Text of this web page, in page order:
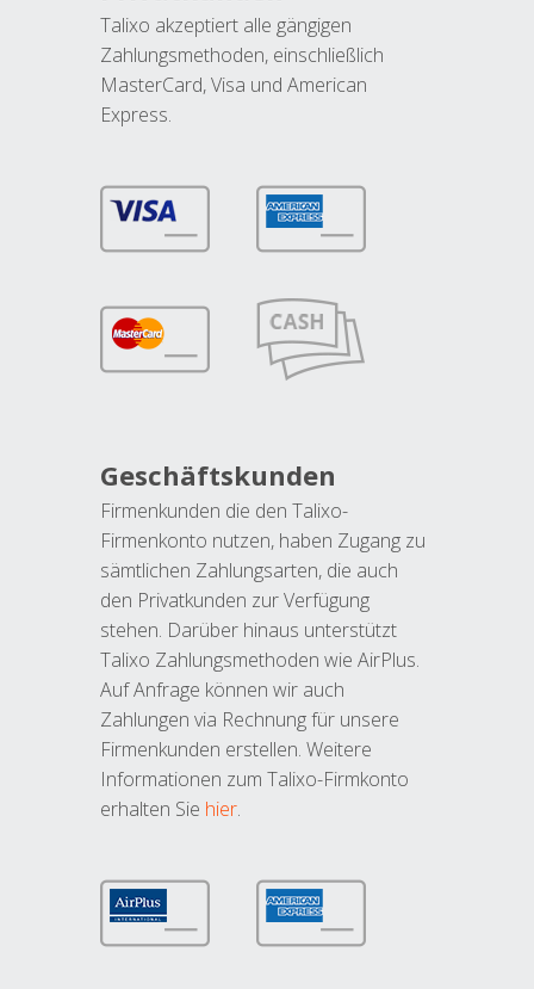
Talixo akzeptiert alle gängigen
Zahlungsmethoden, einschließlich
MasterCard, Visa und American
Express.
Geschäftskunden
Firmenkunden die den Talixo-
Firmenkonto nutzen, haben Zugang zu
sämtlichen Zahlungsarten, die auch
den Privatkunden zur Verfügung
stehen. Darüber hinaus unterstützt
Talixo Zahlungsmethoden wie AirPlus.
Auf Anfrage können wir auch
Zahlungen via Rechnung für unsere
Firmenkunden erstellen. Weitere
Informationen zum Talixo-Firmkonto
erhalten Sie hier.